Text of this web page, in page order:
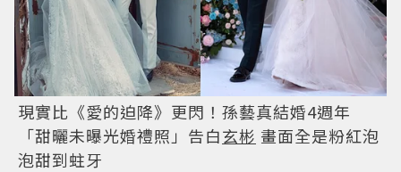
現實比《愛的迫降》更閃！孫藝真結婚4週年
「甜曬未曝光婚禮照」告白玄彬 畫面全是粉紅泡
泡甜到蛀牙